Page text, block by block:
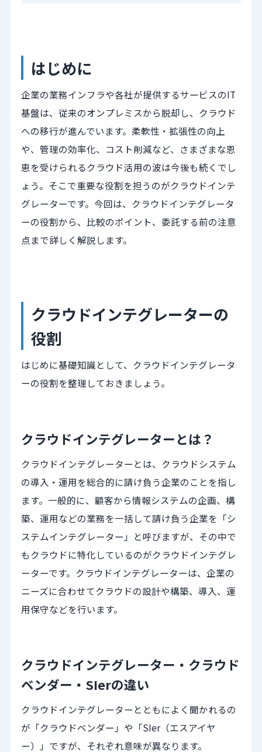
はじめに
企業の業務インフラや各社が提供するサービスのIT
基盤は、従来のオンプレミスから脱却し、クラウド
への移行が進んでいます。柔軟性・拡張性の向上
や、管理の効率化、コスト削減など、さまざまな恩
恵を受けられるクラウド活用の波は今後も続くでし
ょう。そこで重要な役割を担うのがクラウドインテ
グレーターです。今回は、クラウドインテグレータ
ーの役割から、比較のポイント、委託する前の注意
点まで詳しく解説します。
クラウドインテグレーターの
役割
はじめに基礎知識として、クラウドインテグレータ
ーの役割を整理しておきましょう。
クラウドインテグレーターとは？
クラウドインテグレーターとは、クラウドシステム
の導入・運用を総合的に請け負う企業のことを指し
ます。一般的に、顧客から情報システムの企画、構
築、運用などの業務を一括して請け負う企業を「シ
ステムインテグレーター」と呼びますが、その中で
もクラウドに特化しているのがクラウドインテグレ
ーターです。クラウドインテグレーターは、企業の
ニーズに合わせてクラウドの設計や構築、導入、運
用保守などを行います。
クラウドインテグレーター・クラウド
ベンダー・SIerの違い
クラウドインテグレーターとともによく聞かれるの
が「クラウドベンダー」や「SIer（エスアイヤ
ー）」ですが、それぞれ意味が異なります。